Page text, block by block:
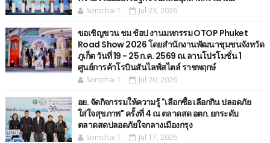
Somchai T. Jul 23, 2026
ขอเชิญขวน ชม ช้อป งานมหกรรม OTOP Phuket
Road Show 2026 โดยสำนักงานพัฒนาชุมชนจังหวัด
ภูเก็ต วันที่ 19 - 25 ก.ค. 2569 ณ.ลานโปรโมชั่น 1
ศูนย์การค้าโรบินสันไลฟ์สไตล์ ราชพฤกษ์
Somchai T. Jul 20, 2026
อย. จัดกิจกรรมให้ความรู้ "เลือกซื้อ เลือกกิน ปลอดภัย
ใส่ใจสุขภาพ" ครั้งที่ 4 ณ ตลาดสด อตก. ยกระดับ
ตลาดสดปลอดภัยใจกลางเมืองกรุง
Somchai T. Jul 17, 2026